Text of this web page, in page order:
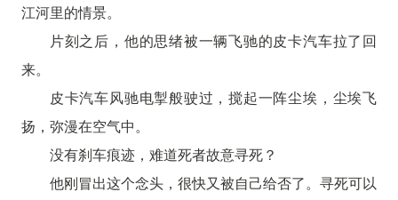
江河里的情景。
片刻之后，他的思绪被一辆飞驰的皮卡汽车拉了回
来。
皮卡汽车风驰电掣般驶过，搅起一阵尘埃，尘埃飞
扬，弥漫在空气中。
没有刹车痕迹，难道死者故意寻死？
他刚冒出这个念头，很快又被自己给否了。寻死可以